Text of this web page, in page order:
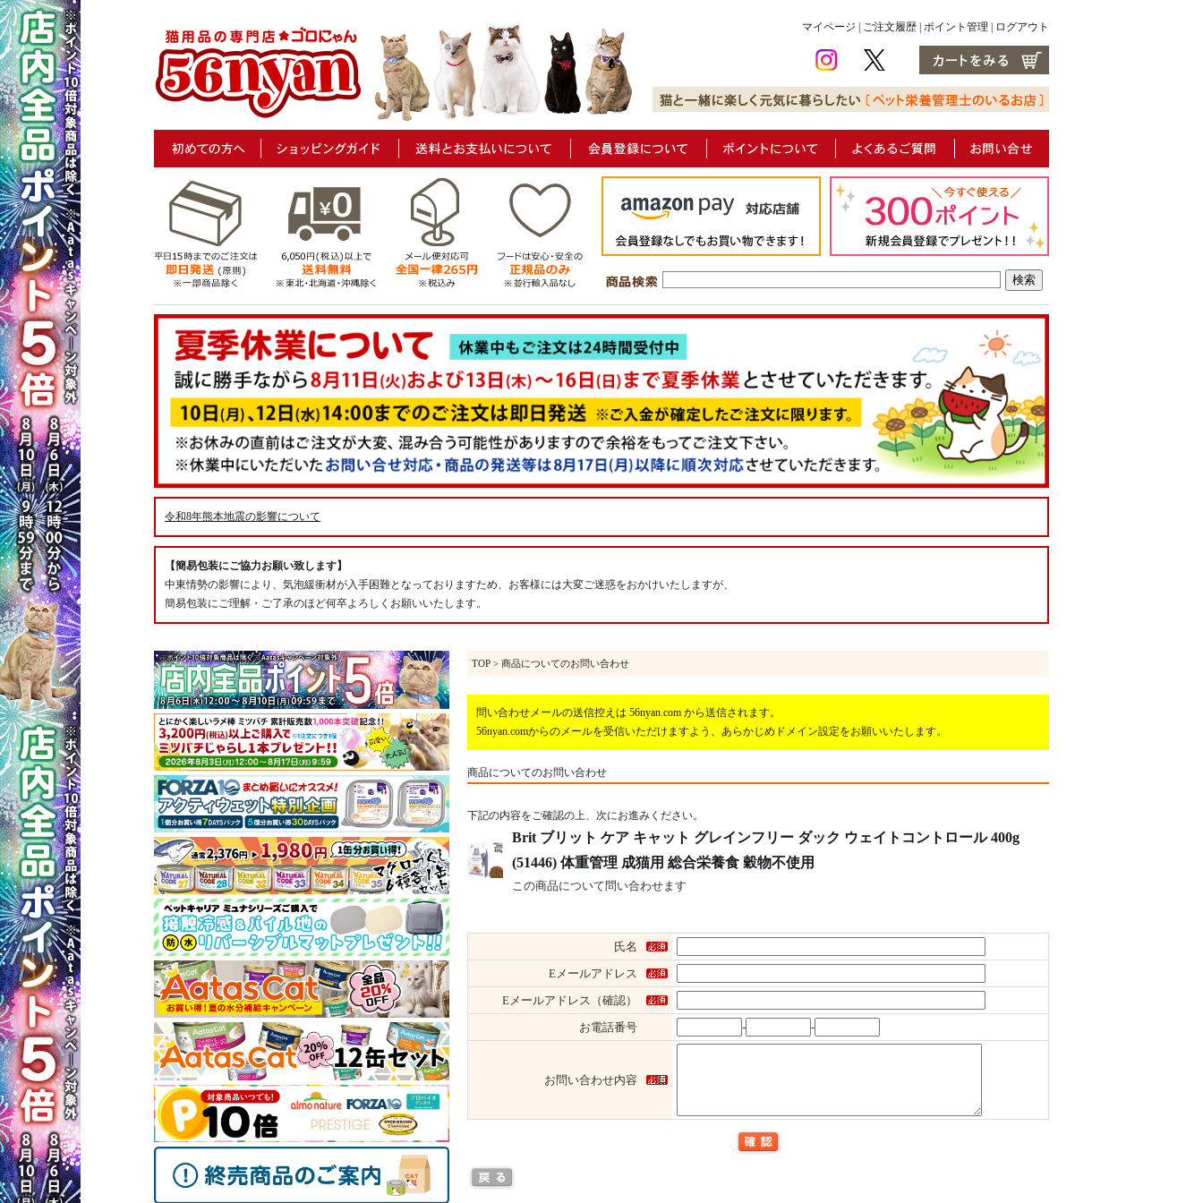
マイページ ご注文履歴 ポイント管理 ログアウト
令和8年熊本地震の影響について
【簡易包装にご協力お願い致します】
中東情勢の影響により、気泡緩衝材が入手困難となっておりますため、お客様には大変ご迷惑をおかけいたしますが、
簡易包装にご理解・ご了承のほど何卒よろしくお願いいたします。
TOP > 商品についてのお問い合わせ
問い合わせメールの送信控えは 56nyan.com から送信されます。
56nyan.comからのメールを受信いただけますよう、あらかじめドメイン設定をお願いいたします。
商品についてのお問い合わせ
下記の内容をご確認の上、次にお進みください。
Brit ブリット ケア キャット グレインフリー ダック ウェイトコントロール 400g
(51446) 体重管理 成猫用 総合栄養食 穀物不使用
この商品について問い合わせます
氏名
Eメールアドレス
Eメールアドレス（確認）
お電話番号
- -
お問い合わせ内容